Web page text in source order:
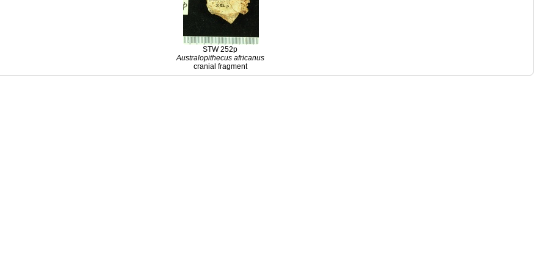
STW 252p
Australopithecusafricanus
cranial fragment